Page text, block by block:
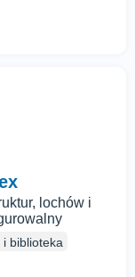
lochów i
i biblioteka